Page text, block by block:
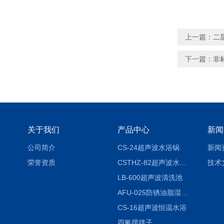
上一篇： 二
下一篇： 非
关于我们
公司简介
荣誉资质
产品中心
CS-24超声波水浴锅
LB-600超声波清洗池
CS-16超声波恒温水浴
新
新闻
技术